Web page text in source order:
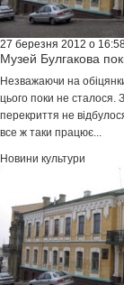
27 березня 2012 о
Музей Булгакова
Незважаючи на
цього поки не сталося.
перекриття не
все ж таки працює...
Новини культури